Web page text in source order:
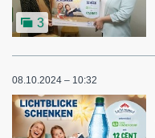
3
08.10.2024 – 10:32